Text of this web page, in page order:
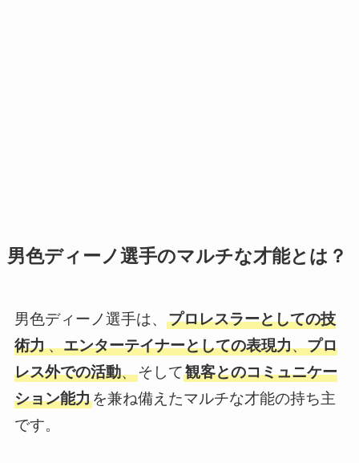
男色ディーノ選手のマルチな才能とは？
男色ディーノ選手は、 プロレスラーとしての技
術力、エンターテイナーとしての表現力、プロ
レス外での活動、そして観客とのコミュニケー
ション能力を兼ね備えたマルチな才能の持ち主
です。